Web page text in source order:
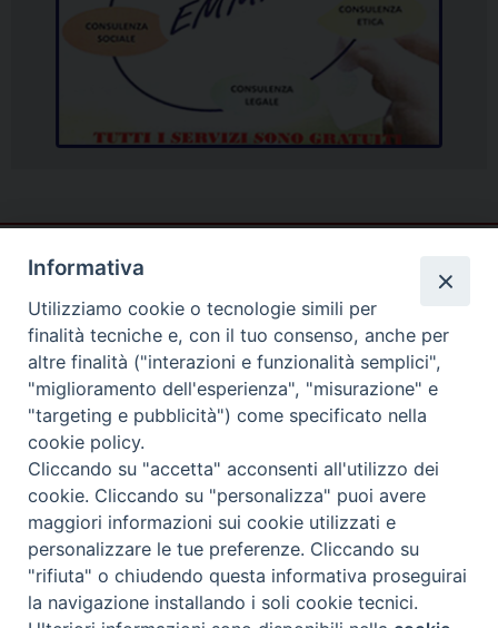
Piazza Duomo
81057 TEANO (CE)
Tel. 0823875428
Copyright © 2025
Informativa
Utilizziamo cookie o tecnologie simili per
finalità tecniche e, con il tuo consenso, anche per
altre finalità ("interazioni e funzionalità semplici",
"miglioramento dell'esperienza", "misurazione" e
"targeting e pubblicità") come specificato nella
cookie policy.
Cliccando su "accetta" acconsenti all'utilizzo dei
cookie. Cliccando su "personalizza" puoi avere
maggiori informazioni sui cookie utilizzati e
personalizzare le tue preferenze. Cliccando su
"rifiuta" o chiudendo questa informativa proseguirai
la navigazione installando i soli cookie tecnici.